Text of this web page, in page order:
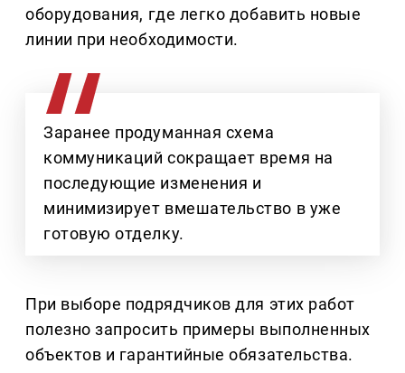
оборудования, где легко добавить новые
линии при необходимости.
Заранее продуманная схема
коммуникаций сокращает время на
последующие изменения и
минимизирует вмешательство в уже
готовую отделку.
При выборе подрядчиков для этих работ
полезно запросить примеры выполненных
объектов и гарантийные обязательства.